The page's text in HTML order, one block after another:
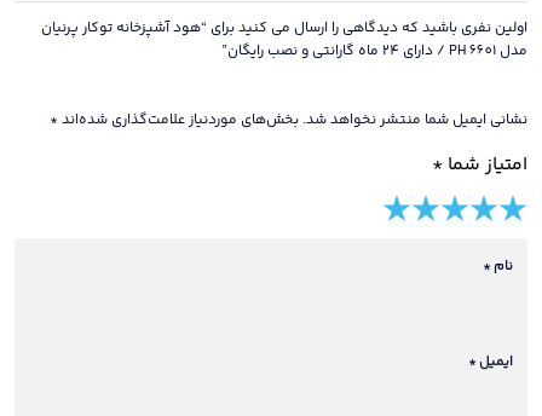
و
نصب
عدد
اولین نفری باشید که دیدگاهی را ارسال می کنید برای “هود آشپزخانه توکار پرنیان
مدل PH 6601 / دارای 24 ماه گارانتی و نصب رایگان”
نشانی ایمیل شما منتشر نخواهد شد. بخش‌های موردنیاز علامت‌گذاری شده‌اند *
امتیاز شما *
1 of
stars
2 of
stars
3 of
4 of
5 of
نام *
ایمیل *